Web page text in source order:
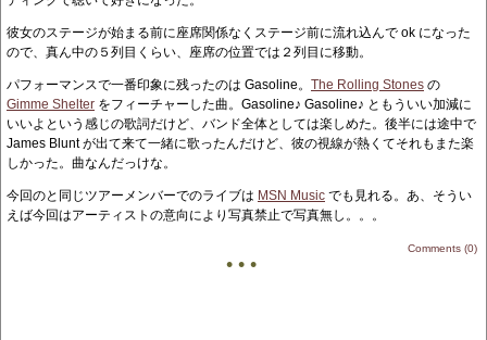
彼女のステージが始まる前に座席関係なくステージ前に流れ込んで ok になった
ので、真ん中の５列目くらい、座席の位置では２列目に移動。
パフォーマンスで一番印象に残ったのは Gasoline。 The Rolling Stones の
Gimme Shelter をフィーチャーした曲。Gasoline♪ Gasoline♪ ともういい加減に
いいよという感じの歌詞だけど、バンド全体としては楽しめた。後半には途中で
James Blunt が出て来て一緒に歌ったんだけど、彼の視線が熱くてそれもまた楽
しかった。曲なんだっけな。
今回のと同じツアーメンバーでのライブは MSN Music でも見れる。あ、そうい
えば今回はアーティストの意向により写真禁止で写真無し。。。
Comments (0)
• • •